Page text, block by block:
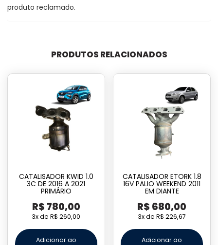
produto reclamado.
PRODUTOS RELACIONADOS
CATALISADOR KWID 1.0
3C DE 2016 A 2021
PRIMÁRIO
R$ 780,00
3x deR$ 260,00
Adicionar ao
CATALISADOR ETORK 1.8
16V PALIO WEEKEND 2011
EM DIANTE
R$ 680,00
3x deR$ 226,67
Adicionar ao